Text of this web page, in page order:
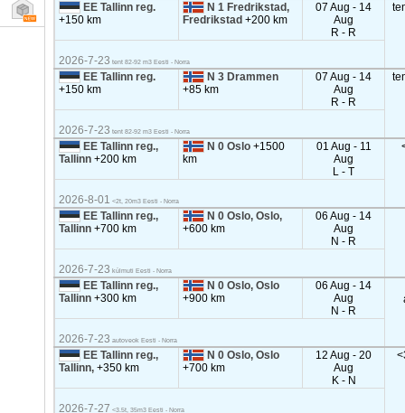
EE Tallinn reg.
+150 km
N 1 Fredrikstad,
Fredrikstad+200 km
07 Aug - 14
Aug
R - R
2026-7-23 tent 82-92 m3 Eesti - Norra
EE Tallinn reg.
+150 km
N 3 Drammen
+85 km
07 Aug - 14
Aug
R - R
2026-7-23 tent 82-92 m3 Eesti - Norra
EE Tallinn reg.,
Tallinn+200 km
N 0 Oslo+1500
km
01 Aug - 11
Aug
L - T
2026-8-01 <2t, 20m3 Eesti - Norra
EE Tallinn reg.,
Tallinn+700 km
N 0 Oslo, Oslo,
+600 km
06 Aug - 14
Aug
N - R
2026-7-23 külmuti Eesti - Norra
EE Tallinn reg.,
Tallinn+300 km
N 0 Oslo, Oslo
+900 km
06 Aug - 14
Aug
N - R
2026-7-23 autoveok Eesti - Norra
EE Tallinn reg.,
Tallinn,+350 km
N 0 Oslo, Oslo
+700 km
12 Aug - 20
Aug
K - N
2026-7-27 <3.5t, 35m3 Eesti - Norra